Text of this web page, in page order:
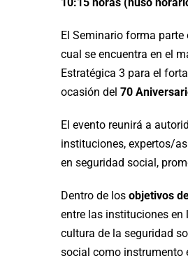
El Seminario forma parte
cual se encuentra en el
Estratégica 3 para el
ocasión del 70
El evento reunirá a
instituciones, expertos/
en seguridad social,
Dentro de los objetivos
entre las instituciones en
cultura de la seguridad
social como instrumento